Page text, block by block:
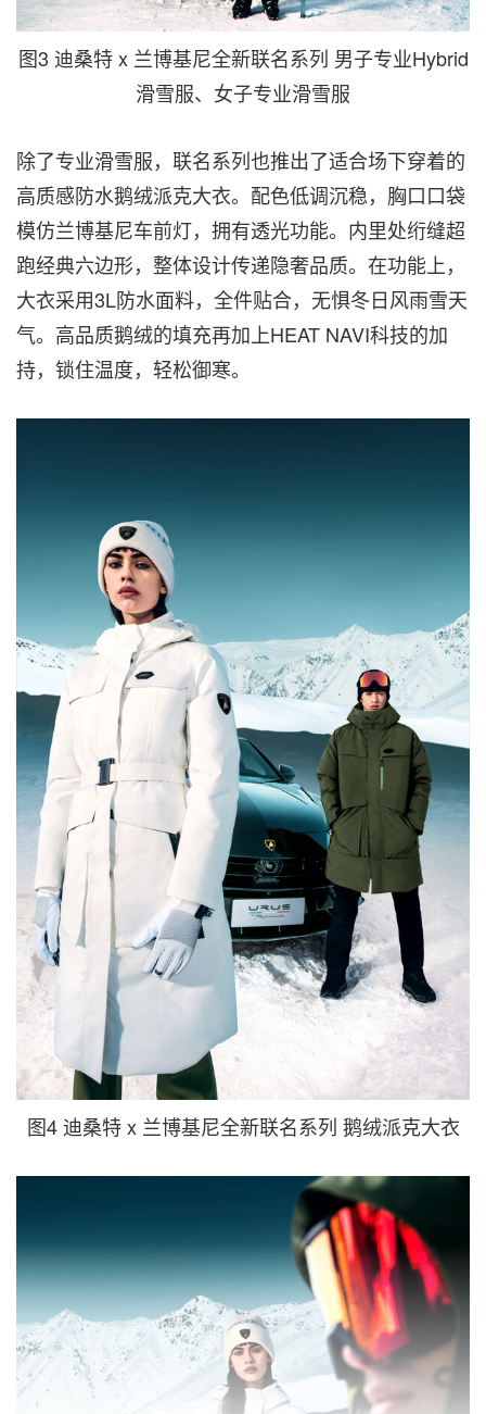
图3 迪桑特 x 兰博基尼全新联名系列 男子专业Hybrid
滑雪服、女子专业滑雪服
除了专业滑雪服，联名系列也推出了适合场下穿着的
高质感防水鹅绒派克大衣。配色低调沉稳，胸口口袋
模仿兰博基尼车前灯，拥有透光功能。内里处绗缝超
跑经典六边形，整体设计传递隐奢品质。在功能上，
大衣采用3L防水面料，全件贴合，无惧冬日风雨雪天
气。高品质鹅绒的填充再加上HEAT NAVI科技的加
持，锁住温度，轻松御寒。
图4 迪桑特 x 兰博基尼全新联名系列 鹅绒派克大衣